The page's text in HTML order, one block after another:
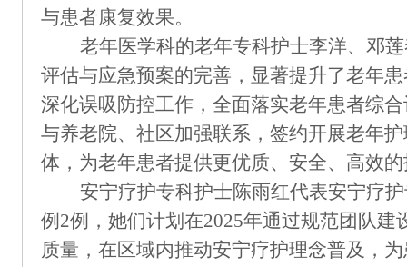
与患者康复效果。
老年医学科的老年专科护士李洋、邓
评估与应急预案的完善，显著提升了老年
深化误吸防控工作，全面落实老年患者综
与养老院、社区加强联系，签约开展老年
体，为老年患者提供更优质、安全、高效
安宁疗护专科护士陈雨红代表安宁疗
例2例，她们计划在2025年通过规范团队
质量，在区域内推动安宁疗护理念普及，